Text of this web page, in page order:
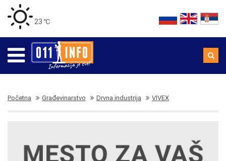
23 ℃
Početna Građevinarstvo Drvna industrija VIVEX